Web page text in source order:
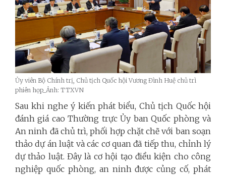
Ủy viên Bộ Chính trị, Chủ tịch Quốc hội Vương Đình Huệ chủ trì
phiên họp_Ảnh: TTXVN
Sau khi nghe ý kiến phát biểu, Chủ tịch Quốc hội
đánh giá cao Thường trực Ủy ban Quốc phòng và
An ninh đã chủ trì, phối hợp chặt chẽ với ban soạn
thảo dự án luật và các cơ quan đã tiếp thu, chỉnh lý
dự thảo luật. Đây là cơ hội tạo điều kiện cho công
nghiệp quốc phòng, an ninh được củng cố, phát